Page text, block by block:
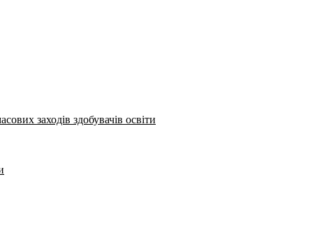
заходів здобувачів освіти